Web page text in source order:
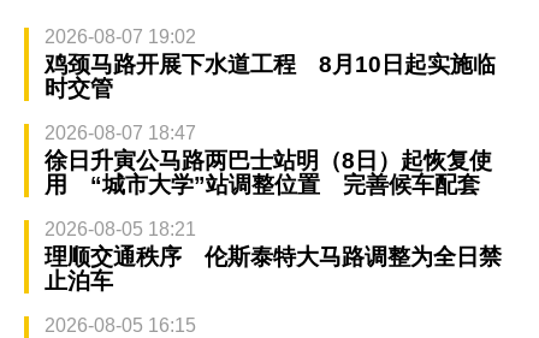
2026-08-07 19:02
鸡颈马路开展下水道工程 8月10日起实施临
时交管
2026-08-07 18:47
徐日升寅公马路两巴士站明（8日）起恢复使
用 “城市大学”站调整位置 完善候车配套
2026-08-05 18:21
理顺交通秩序 伦斯泰特大马路调整为全日禁
止泊车
2026-08-05 16:15